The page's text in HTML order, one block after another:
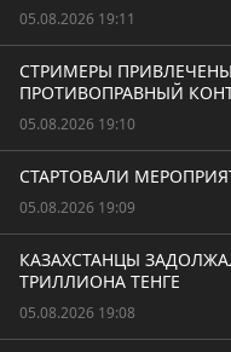
05.08.2026 19:11
СТРИМЕРЫ
ПРОТИВОПРАВНЫЙ
05.08.2026 19:10
СТАРТОВАЛИ
05.08.2026 19:09
КАЗАХСТАНЦЫ
ТРИЛЛИОНА ТЕНГЕ
05.08.2026 19:08